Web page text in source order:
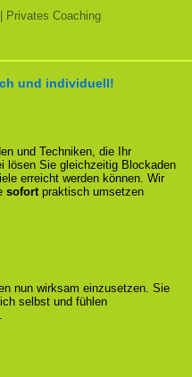
Privates Coaching
und individuell!
und Techniken, die Ihr
lösen Sie gleichzeitig Blockaden
erreicht werden können. Wir
sofortpraktisch umsetzen
nun wirksam einzusetzen. Sie
selbst und fühlen